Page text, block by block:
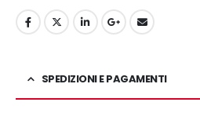
SPEDIZIONI E PAGAMENTI